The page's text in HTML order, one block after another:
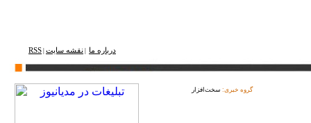
درباره ما نقشه ‌سایت RSS
گروه خبری: سخت‌افزار